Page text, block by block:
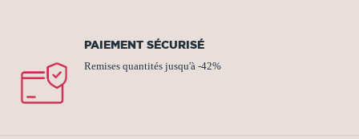
PAIEMENT SÉCURISÉ
Remises quantités jusqu'à -42%